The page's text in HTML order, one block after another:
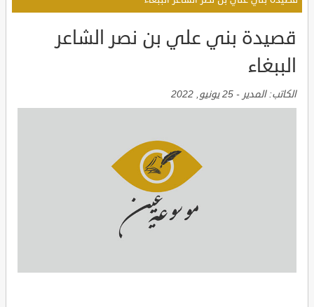
قصيدة بني علي بن نصر الشاعر
الببغاء
الكاتب:المدير - 25 يونيو, 2022